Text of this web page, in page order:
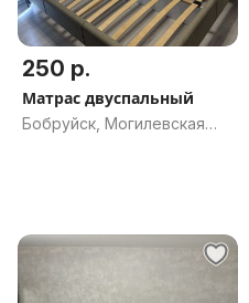
250 р.
Матрас двуспальный
Бобруйск, Могилевская